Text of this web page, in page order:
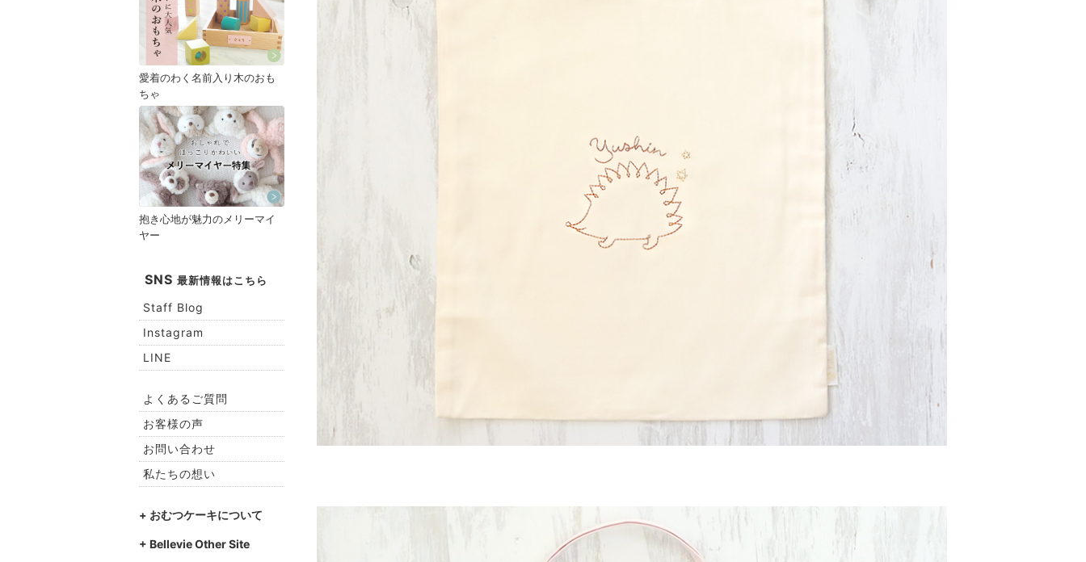
愛着のわく名前入り木のおも
ちゃ
抱き心地が魅力のメリーマイ
ヤー
SNS 最新情報はこちら
Staff Blog
Instagram
LINE
よくあるご質問
お客様の声
お問い合わせ
私たちの想い
+ おむつケーキについて
+ Bellevie Other Site